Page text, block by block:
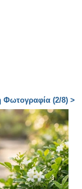
Φωτογραφία (2/8) >